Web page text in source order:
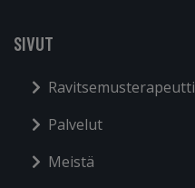
SIVUT
Ravitsemusterapeutti
Palvelut
Meistä